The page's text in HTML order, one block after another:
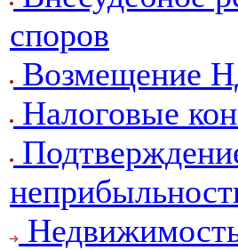
споров
Возмещение
Налоговые